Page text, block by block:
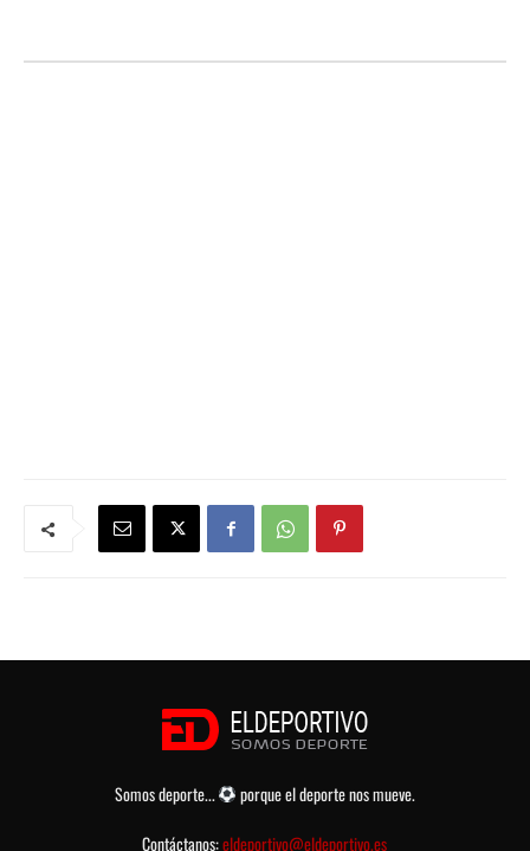
Somos deporte...
porque el deporte nos mueve.
Contáctanos:eldeportivo@eldeportivo.es